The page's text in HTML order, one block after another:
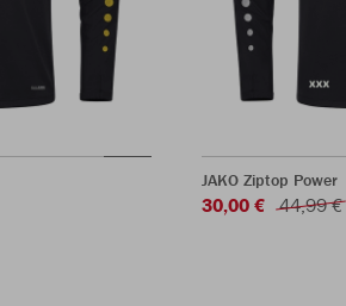
JAKO Ziptop Power
30,00 € 44,99 €